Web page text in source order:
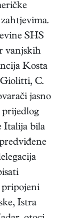
SHS
vanjskih
Kosta
Giolitti, C.
jasno
prijedlog
Italija bila
Istra